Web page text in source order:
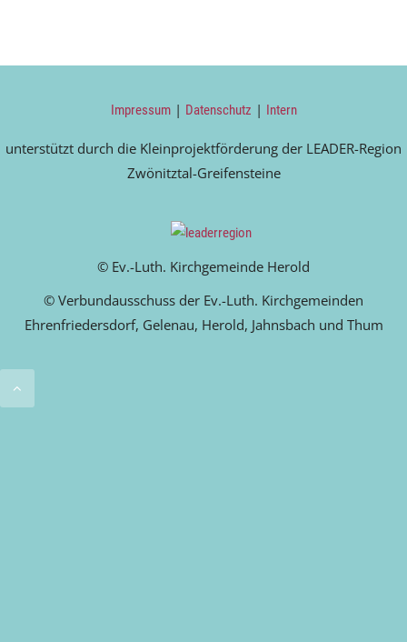
Impressum| Datenschutz | Intern
unterstützt durch die Kleinprojektförderung der LEADER-Region
Zwönitztal-Greifensteine
© Ev.-Luth. Kirchgemeinde Herold
© Verbundausschuss der Ev.-Luth. Kirchgemeinden
Ehrenfriedersdorf, Gelenau, Herold, Jahnsbach und Thum